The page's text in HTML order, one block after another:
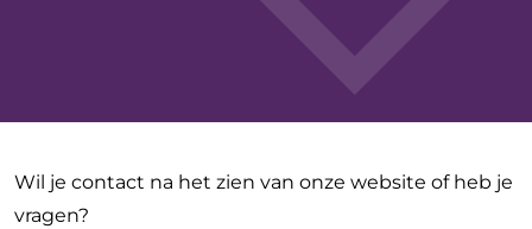
Wil je contact na het zien van onze website of heb je
vragen?